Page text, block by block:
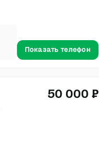
Показать телефон
50 000 ₽